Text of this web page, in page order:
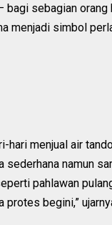
sebagian orang
menjadi simbol
hari menjual air
namun
pahlawan
protes begini,”